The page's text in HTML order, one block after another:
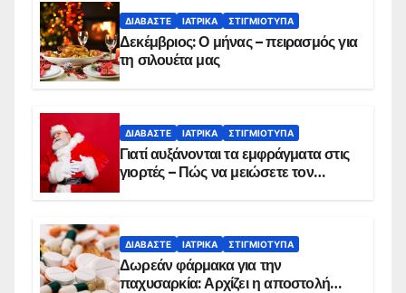
ΔΙΑΒΆΣΤΕ ΙΑΤΡΙΚΆ ΣΤΙΓΜΙΌΤΥΠΑ
Δεκέμβριος: Ο μήνας – πειρασμός για
τη σιλουέτα μας
ΔΙΑΒΆΣΤΕ ΙΑΤΡΙΚΆ ΣΤΙΓΜΙΌΤΥΠΑ
Γιατί αυξάνονται τα εμφράγματα στις
γιορτές – Πώς να μειώσετε τον
ΔΙΑΒΆΣΤΕ ΙΑΤΡΙΚΆ ΣΤΙΓΜΙΌΤΥΠΑ
Δωρεάν φάρμακα για την
παχυσαρκία: Αρχίζει η αποστολή